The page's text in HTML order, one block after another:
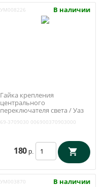
УМ008226 В наличии
Гайка крепления
центрального
переключателя света / Уаз
3709030
69-3709030 006900370903000
180 р.
УМ003870 В наличии